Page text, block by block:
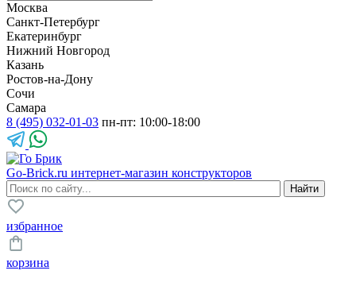
Москва
Санкт-Петербург
Екатеринбург
Нижний Новгород
Казань
Ростов-на-Дону
Сочи
Самара
8 (495) 032-01-03 пн-пт: 10:00-18:00
Go-Brick.ru интернет-магазин конструкторов
избранное
корзина